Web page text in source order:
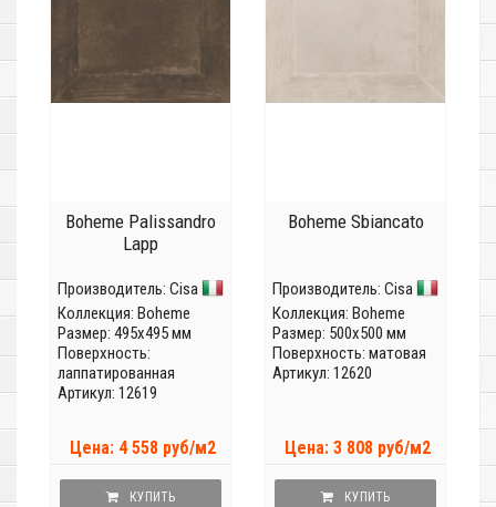
Boheme Palissandro
Lapp
Производитель: Cisa
Коллекция: Boheme
Размер: 495x495 мм
Поверхность:
лаппатированная
Артикул: 12619
Цена: 4 558 руб/м2
КУПИТЬ
Boheme Sbiancato
Производитель: Cisa
Коллекция: Boheme
Размер: 500x500 мм
Поверхность: матовая
Артикул: 12620
Цена: 3 808 руб/м2
КУПИТЬ